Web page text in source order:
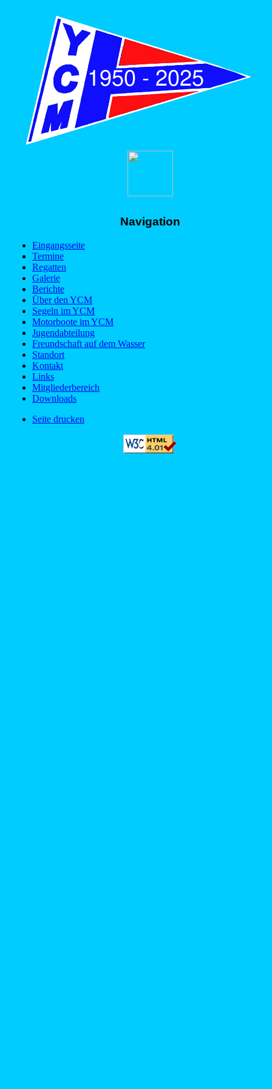
Navigation
Eingangsseite
Termine
Regatten
Galerie
Berichte
Über den YCM
Segeln im YCM
Motorboote im YCM
Jugendabteilung
Freundschaft auf dem Wasser
Standort
Kontakt
Links
Mitgliederbereich
Downloads
Seite drucken